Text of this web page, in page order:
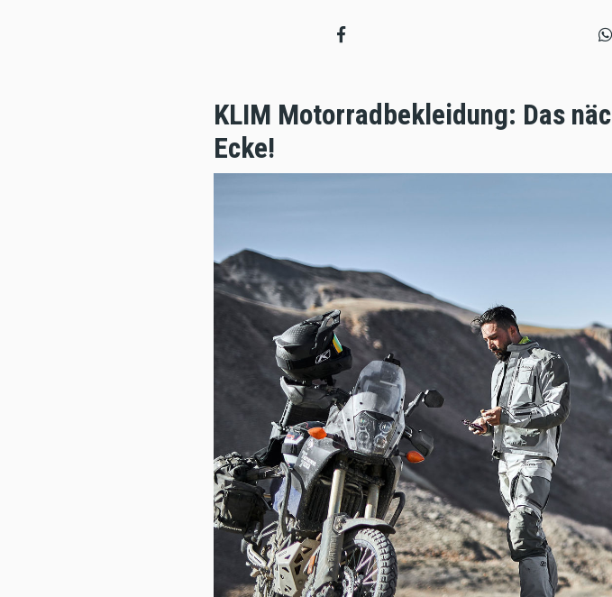
KLIM Motorradbekleidung: Das
Ecke!